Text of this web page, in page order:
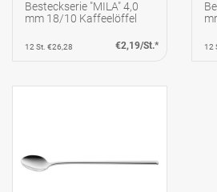
Besteckserie "MILA" 4,0
mm 18/10 Kaffeelöffel
12 St. €26,28 €2,19/St.* 12